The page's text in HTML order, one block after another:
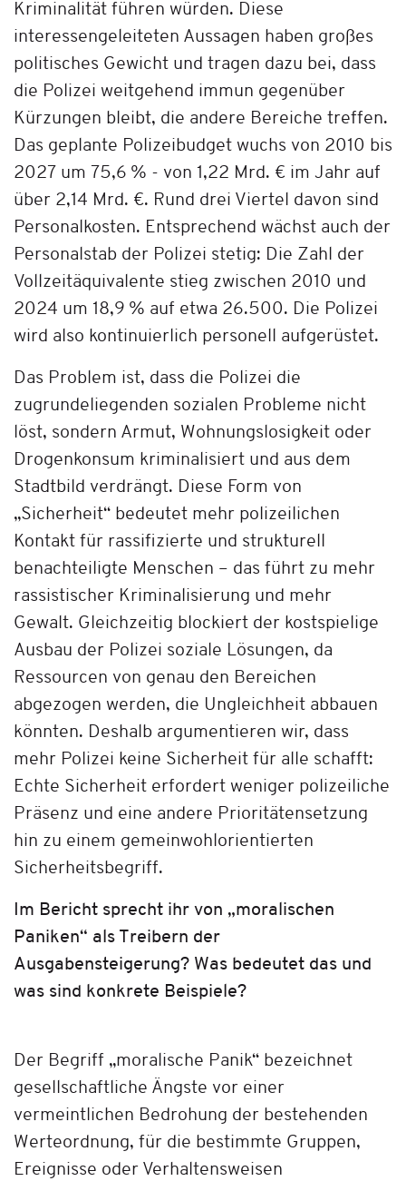
Kriminalität führen würden. Diese
interessengeleiteten Aussagen haben großes
politisches Gewicht und tragen dazu bei, dass
die Polizei weitgehend immun gegenüber
Kürzungen bleibt, die andere Bereiche treffen.
Das geplante Polizeibudget wuchs von 2010 bis
2027 um 75,6 % - von 1,22 Mrd. € im Jahr auf
über 2,14 Mrd. €. Rund drei Viertel davon sind
Personalkosten. Entsprechend wächst auch der
Personalstab der Polizei stetig: Die Zahl der
Vollzeitäquivalente stieg zwischen 2010 und
2024 um 18,9 % auf etwa 26.500. Die Polizei
wird also kontinuierlich personell aufgerüstet.
Das Problem ist, dass die Polizei die
zugrundeliegenden sozialen Probleme nicht
löst, sondern Armut, Wohnungslosigkeit oder
Drogenkonsum kriminalisiert und aus dem
Stadtbild verdrängt. Diese Form von
„Sicherheit“ bedeutet mehr polizeilichen
Kontakt für rassifizierte und strukturell
benachteiligte Menschen – das führt zu mehr
rassistischer Kriminalisierung und mehr
Gewalt. Gleichzeitig blockiert der kostspielige
Ausbau der Polizei soziale Lösungen, da
Ressourcen von genau den Bereichen
abgezogen werden, die Ungleichheit abbauen
könnten. Deshalb argumentieren wir, dass
mehr Polizei keine Sicherheit für alle schafft:
Echte Sicherheit erfordert weniger polizeiliche
Präsenz und eine andere Prioritätensetzung
hin zu einem gemeinwohlorientierten
Sicherheitsbegriff.
Im Bericht sprecht ihr von „moralischen
Paniken“ als Treibern der
Ausgabensteigerung? Was bedeutet das und
was sind konkrete Beispiele?
Der Begriff „moralische Panik“ bezeichnet
gesellschaftliche Ängste vor einer
vermeintlichen Bedrohung der bestehenden
Werteordnung, für die bestimmte Gruppen,
Ereignisse oder Verhaltensweisen